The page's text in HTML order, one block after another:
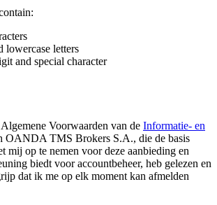
lowercase letters
and special character
Voorwaarden van de Informatie- en
OANDA TMS Brokers S.A., die de basis
mij op te nemen voor deze aanbieding en
biedt voor accountbeheer, heb gelezen en
dat ik me op elk moment kan afmelden